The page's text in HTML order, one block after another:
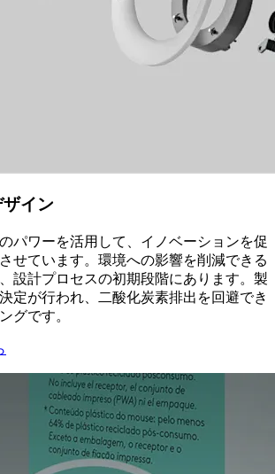
イン
パワーを活用して、イノベーションを促
せています。環境への影響を削減できる
設計プロセスの初期段階にあります。製
定が行われ、二酸化炭素排出を回避でき
グです。